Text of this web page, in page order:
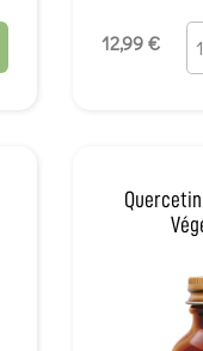
12,99 €
Quercetin